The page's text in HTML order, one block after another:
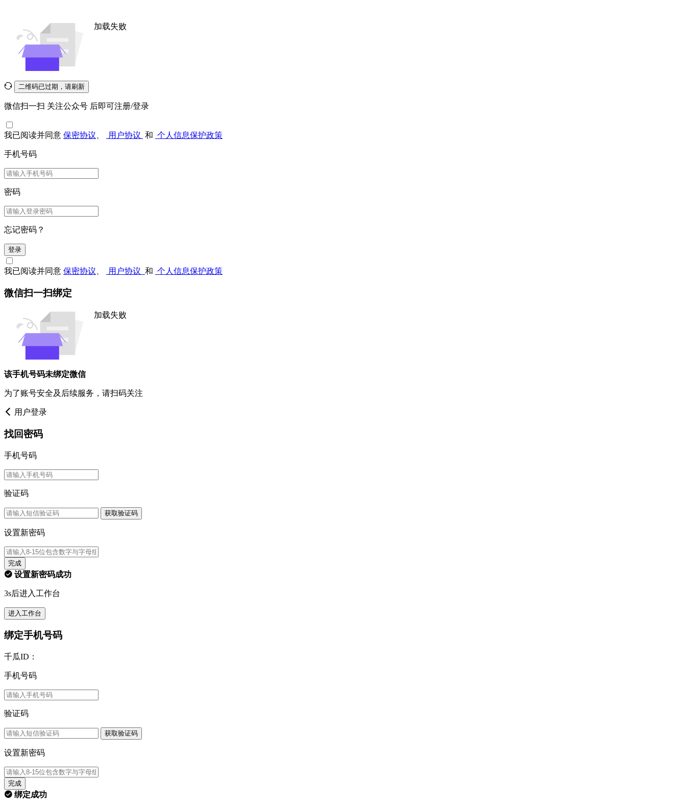
加载失败
二维码已过期，请刷新
微信扫一扫 关注公众号 后即可注册/登录
我已阅读并同意 保密协议 用户协议 和 个人信息保护政策
手机号码
密码
忘记密码？
登录
我已阅读并同意 保密协议 用户协议 和 个人信息保护政策
微信扫一扫绑定
加载失败
该手机号码未绑定微信
为了账号安全及后续服务，请扫码关注
用户登录
找回密码
手机号码
验证码
获取验证码
设置新密码
完成
设置新密码成功
3s后进入工作台
进入工作台
绑定手机号码
千瓜ID：
手机号码
验证码
获取验证码
设置新密码
完成
绑定成功